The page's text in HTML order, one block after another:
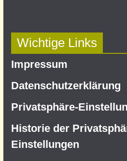
Wichtige Links
Impressum
Datenschutz­erklärung
Privatsphäre-
Historie der
Einstellungen